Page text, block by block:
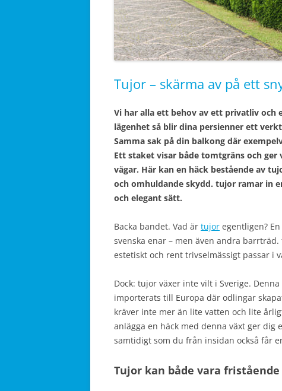
Tujor – skärma av på ett
Vi har alla ett behov av ett privatliv och
lägenhet så blir dina persienner ett
Samma sak på din balkong där
Ett staket visar både tomtgräns och
vägar. Här kan en häck bestående av
och omhuldande skydd. tujor ramar in
och elegant sätt.
Backa bandet. Vad är tujor egentligen?
svenska enar – men även andra
estetiskt och rent trivselmässigt passar i
Dock: tujor växer inte vilt i Sverige.
importerats till Europa där odlingar
kräver inte mer än lite vatten och lite
anlägga en häck med denna växt ger
samtidigt som du från insidan också får
Tujor kan både vara